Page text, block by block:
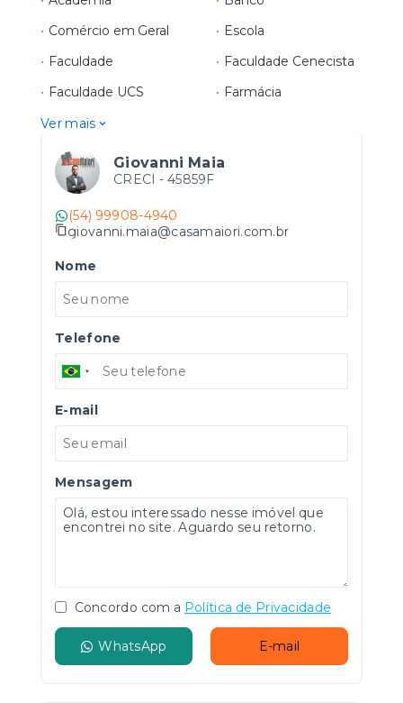
• Comércio em Geral • Escola
• Faculdade • Faculdade Cenecista
• Faculdade UCS • Farmácia
Ver mais
Giovanni Maia
CRECI - 45859F
(54) 99908-4940
giovanni.maia@casamaiori.com.br
Nome
Telefone
E-mail
Mensagem
Concordo com a Política de Privacidade
WhatsApp E-mail